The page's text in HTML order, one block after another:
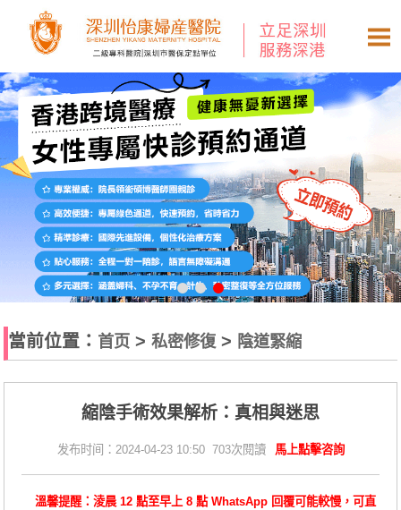
當前位置： 首页 >私密修復 > 陰道緊縮
縮陰手術效果解析：真相與迷思
发布时间：2024-04-23 10:50 703次閱讀 馬上點擊咨詢
溫馨提醒：淩晨 12 點至早上 8 點 WhatsApp 回覆可能較慢，可直